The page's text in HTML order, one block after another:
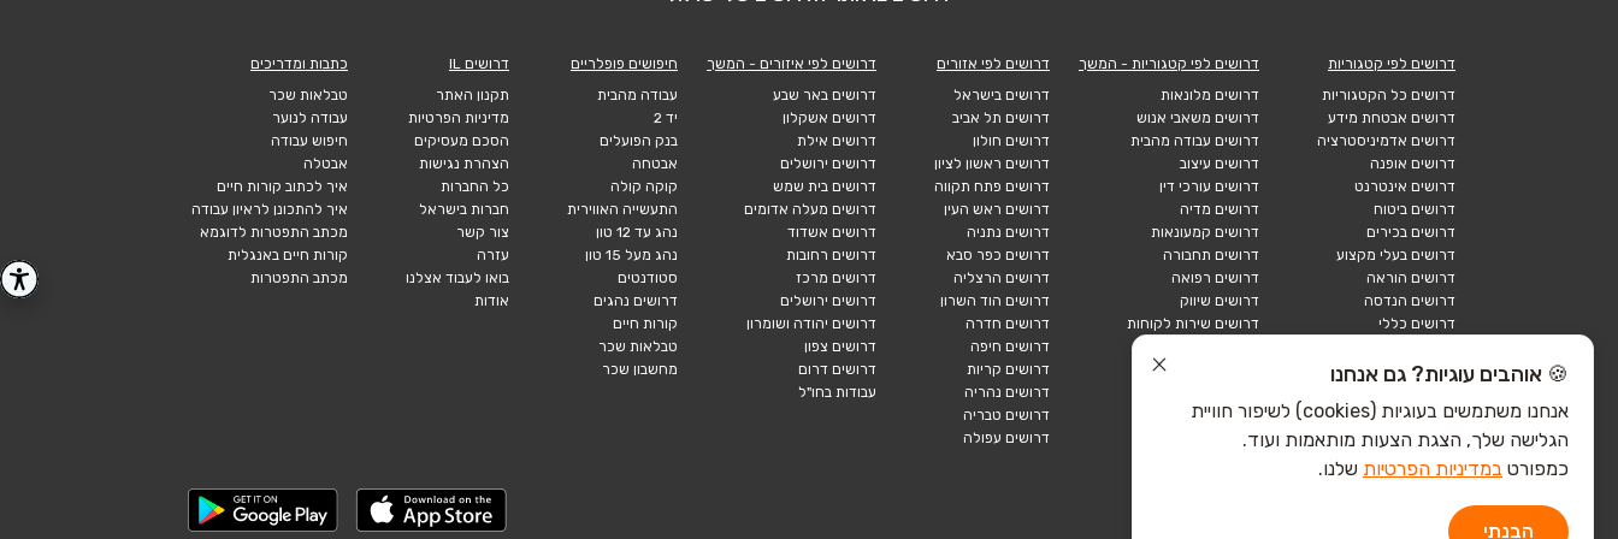
דרושים לפי קטגוריות
דרושים כל הקטגוריות
דרושים אבטחת מידע
דרושים אדמיניסטרציה
דרושים אופנה
דרושים אינטרנט
דרושים ביטוח
דרושים בכירים
דרושים בעלי מקצוע
דרושים הוראה
דרושים הנדסה
דרושים כללי
דרושים לוגיסטיקה
דרושים מכירות
הייטק חומרה
דרושים לפי קטגוריות - המשך
דרושים מלונאות
דרושים משאבי אנוש
דרושים עבודה מהבית
דרושים עיצוב
דרושים עורכי דין
דרושים מדיה
דרושים קמעונאות
דרושים תחבורה
דרושים רפואה
דרושים שיווק
דרושים שירות לקוחות
הייטק כללי
הייטק תוכנה
דרושים לפי אזורים
דרושים בישראל
דרושים תל אביב
דרושים חולון
דרושים ראשון לציון
דרושים פתח תקווה
דרושים ראש העין
דרושים נתניה
דרושים כפר סבא
דרושים הרצליה
דרושים הוד השרון
דרושים חדרה
דרושים חיפה
דרושים קריות
דרושים נהריה
דרושים טבריה
דרושים עפולה
דרושים לפי איזורים - המשך
דרושים באר שבע
דרושים אשקלון
דרושים אילת
דרושים ירושלים
דרושים בית שמש
דרושים מעלה אדומים
דרושים אשדוד
דרושים רחובות
דרושים מרכז
דרושים ירושלים
דרושים יהודה ושומרון
דרושים צפון
דרושים דרום
עבודות בחו"ל
חיפושים פופלריים
עבודה מהבית
יד 2
בנק הפועלים
אבטחה
קוקה קולה
התעשייה האווירית
נהג עד 12 טון
נהג מעל 15 טון
סטודנטים
דרושים נהגים
קורות חיים
טבלאות שכר
מחשבון שכר
דרושים IL
תקנון האתר
מדיניות הפרטיות
הסכם מעסיקים
הצהרת נגישות
כל החברות
חברות בישראל
צור קשר
עזרה
בואו לעבוד אצלנו
אודות
כתבות ומדריכים
טבלאות שכר
עבודה לנוער
חיפוש עבודה
אבטלה
איך לכתוב קורות חיים
איך להתכונן לראיון עבודה
מכתב התפטרות לדוגמא
קורות חיים באנגלית
מכתב התפטרות
🍪 אוהבים עוגיות? גם אנחנו
אנחנו משתמשים בעוגיות (cookies) לשיפור חוויית
הגלישה שלך, הצגת הצעות מותאמות ועוד.
כמפורט במדיניות הפרטיות שלנו.
הבנתי